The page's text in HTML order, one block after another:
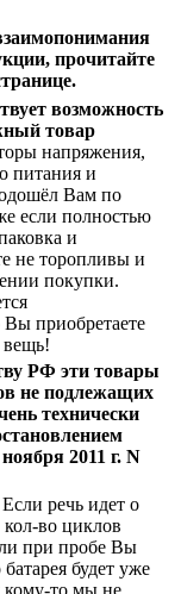
прочитайте
возможность
товар
напряжения,
питания и
Вам по
если полностью
и
не торопливы и
покупки.
приобретаете
РФ эти товары
не подлежащих
технически
2011 г. N
Если речь идет о
кол-во циклов
при пробе Вы
будет уже
кому-то мы не